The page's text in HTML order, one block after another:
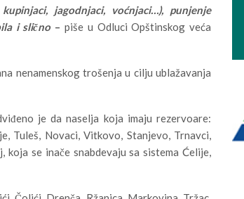
jagodnjaci, voćnjaci…), punjenje
i slično– piše u Odluci Opštinskog veća
nenamenskog trošenja u cilju ublažavanja
je da naselja koja imaju rezervoare:
Tuleš, Novaci, Vitkovo, Stanjevo, Trnavci,
se inače snabdevaju sa sistema Ćelije,